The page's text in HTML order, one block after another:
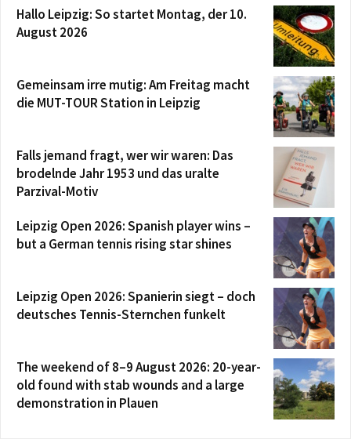
Hallo Leipzig: So startet Montag, der 10.
August 2026
Gemeinsam irre mutig: Am Freitag macht
die MUT-TOUR Station in Leipzig
Falls jemand fragt, wer wir waren: Das
brodelnde Jahr 1953 und das uralte
Parzival-Motiv
Leipzig Open 2026: Spanish player wins –
but a German tennis rising star shines
Leipzig Open 2026: Spanierin siegt – doch
deutsches Tennis-Sternchen funkelt
The weekend of 8–9 August 2026: 20-year-
old found with stab wounds and a large
demonstration in Plauen